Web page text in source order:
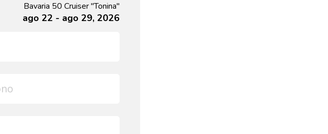
Bavaria 50 Cruiser "Tonina"
ago 22 - ago 29, 2026